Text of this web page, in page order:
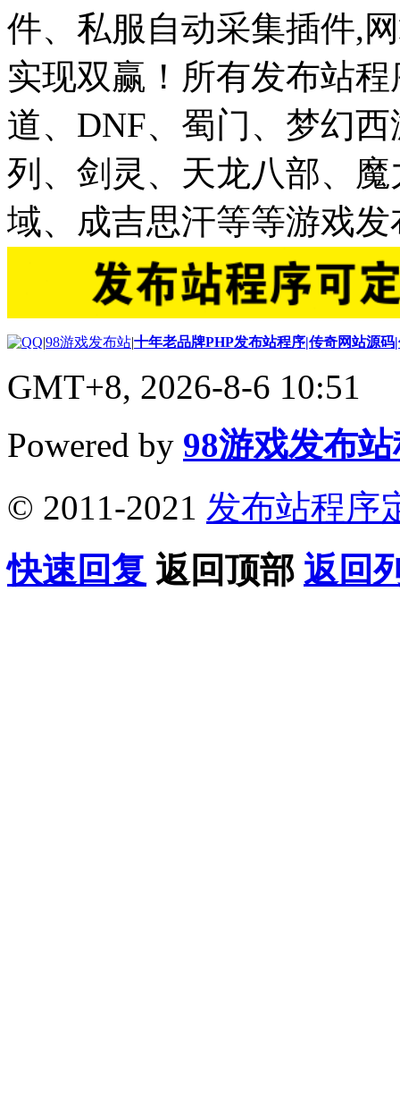
件、私服自动采集插件,
实现双赢！所有发布站
道、DNF、蜀门、梦幻
列、剑灵、天龙八部、
域、成吉思汗等等游戏
|98游戏发布站|十年老品牌PHP发布站程序|传奇网站源
GMT+8, 2026-8-6 10:51
Powered by 98游戏发布
© 2011-2021 发布站程序
快速回复 返回顶部 返回